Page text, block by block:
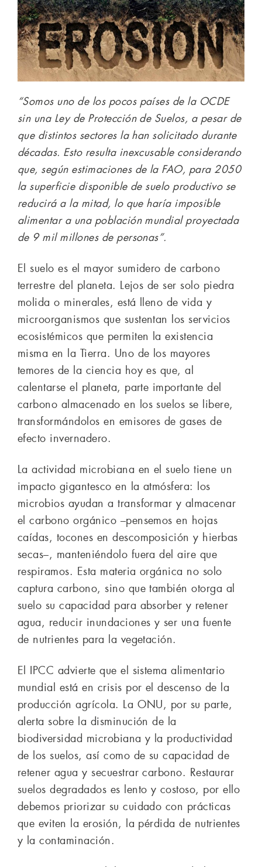
“Somos uno de los pocos países de la OCDE
sin una Ley de Protección de Suelos, a pesar de
que distintos sectores la han solicitado durante
décadas. Esto resulta inexcusable considerando
que, según estimaciones de la FAO, para 2050
la superficie disponible de suelo productivo se
reducirá a la mitad, lo que haría imposible
alimentar a una población mundial proyectada
de 9 mil millones de personas”.
El suelo es el mayor sumidero de carbono
terrestre del planeta. Lejos de ser solo piedra
molida o minerales, está lleno de vida y
microorganismos que sustentan los servicios
ecosistémicos que permiten la existencia
misma en la Tierra. Uno de los mayores
temores de la ciencia hoy es que, al
calentarse el planeta, parte importante del
carbono almacenado en los suelos se libere,
transformándolos en emisores de gases de
efecto invernadero.
La actividad microbiana en el suelo tiene un
impacto gigantesco en la atmósfera: los
microbios ayudan a transformar y almacenar
el carbono orgánico –pensemos en hojas
caídas, tocones en descomposición y hierbas
secas–, manteniéndolo fuera del aire que
respiramos. Esta materia orgánica no solo
captura carbono, sino que también otorga al
suelo su capacidad para absorber y retener
agua, reducir inundaciones y ser una fuente
de nutrientes para la vegetación.
El IPCC advierte que el sistema alimentario
mundial está en crisis por el descenso de la
producción agrícola. La ONU, por su parte,
alerta sobre la disminución de la
biodiversidad microbiana y la productividad
de los suelos, así como de su capacidad de
retener agua y secuestrar carbono. Restaurar
suelos degradados es lento y costoso, por ello
debemos priorizar su cuidado con prácticas
que eviten la erosión, la pérdida de nutrientes
y la contaminación.